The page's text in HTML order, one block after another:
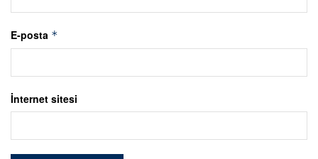
E-posta *
İnternet sitesi